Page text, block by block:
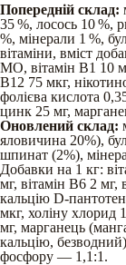
Попередній склад:
35 %, лосось 10 %,
%, мінерали 1 %,
вітаміни, вміст
МО, вітамін В1 10
В12 75 мкг,
фолієва кислота
цинк 25 мг,
Оновлений склад:
яловичина 20%),
шпинат (2%),
Добавки на 1 кг:
мг, вітамін В6 2 мг,
кальцію D-
мкг, холіну хлорид
мг, марганець
кальцію,
фосфору — 1,1:1.